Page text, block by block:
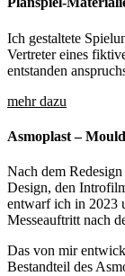
Ich gestaltete
Vertreter eines
entstanden
mehr dazu
Asmoplast –
Nach dem
Design, den
entwarf ich in 2023
Messeauftritt nach
Das von mir
Bestandteil des